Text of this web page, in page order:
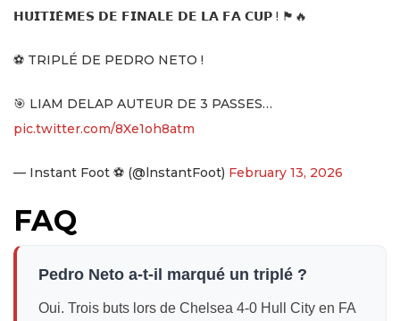
𝗛𝗨𝗜𝗧𝗜𝗘̀𝗠𝗘𝗦 𝗗𝗘 𝗙𝗜𝗡𝗔𝗟𝗘 𝗗𝗘 𝗟𝗔 𝗙𝗔 𝗖𝗨𝗣 ! 🏴󠁧󠁢󠁥󠁮󠁧󠁿🔥
⚽️ TRIPLÉ DE PEDRO NETO !
🎯 LIAM DELAP AUTEUR DE 3 PASSES…
pic.twitter.com/8Xe1oh8atm
— Instant Foot ⚽️ (@lnstantFoot) February 13, 2026
FAQ
Pedro Neto a-t-il marqué un triplé ?
Oui. Trois buts lors de Chelsea 4-0 Hull City en FA